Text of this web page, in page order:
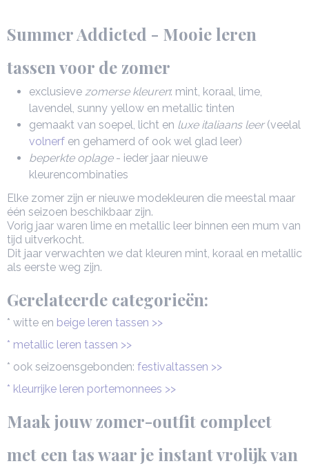
Summer Addicted - Mooie leren
tassen voor de zomer
exclusieve zomerse kleuren: mint, koraal, lime,
lavendel, sunny yellow en metallic tinten
gemaakt van soepel, licht en luxe italiaans leer (veelal
volnerf en gehamerd of ook wel glad leer)
beperkte oplage- ieder jaar nieuwe
kleurencombinaties
Elke zomer zijn er nieuwe modekleuren die meestal maar
één seizoen beschikbaar zijn.
Vorig jaar waren lime en metallic leer binnen een mum van
tijd uitverkocht.
Dit jaar verwachten we dat kleuren mint, koraal en metallic
als eerste weg zijn.
Gerelateerde categorieën:
* witte en beige leren tassen >>
* metallic leren tassen >>
* ook seizoensgebonden: festivaltassen >>
* kleurrijke leren portemonnees >>
Maak jouw zomer-outfit compleet
met een tas waar je instant vrolijk van